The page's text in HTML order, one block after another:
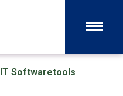
IT Softwaretools